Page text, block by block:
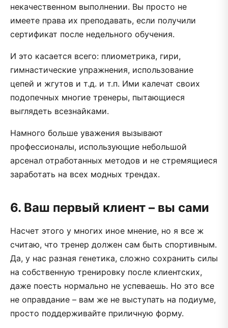
некачественном выполнении. Вы просто не
имеете права их преподавать, если получили
сертификат после недельного обучения.
И это касается всего: плиометрика, гири,
гимнастические упражнения, использование
цепей и жгутов и т.д. и т.п. Ими калечат своих
подопечных многие тренеры, пытающиеся
выглядеть всезнайками.
Намного больше уважения вызывают
профессионалы, использующие небольшой
арсенал отработанных методов и не стремящиеся
заработать на всех модных трендах.
6. Ваш первый клиент – вы сами
Насчет этого у многих иное мнение, но я все ж
считаю, что тренер должен сам быть спортивным.
Да, у нас разная генетика, сложно сохранить силы
на собственную тренировку после клиентских,
даже поесть нормально не успеваешь. Но это все
не оправдание – вам же не выступать на подиуме,
просто поддерживайте приличную форму.